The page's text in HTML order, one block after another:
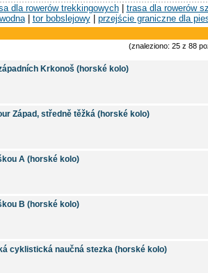
dla rowerów trekkingowych| trasa dla rowerów
| tor bobslejowy| przejście graniczne dla
(znaleziono: 25 z 88
Krkonoš (horské kolo)
Západ, středně těžká (horské kolo)
A (horské kolo)
B (horské kolo)
cyklistická naučná stezka (horské kolo)